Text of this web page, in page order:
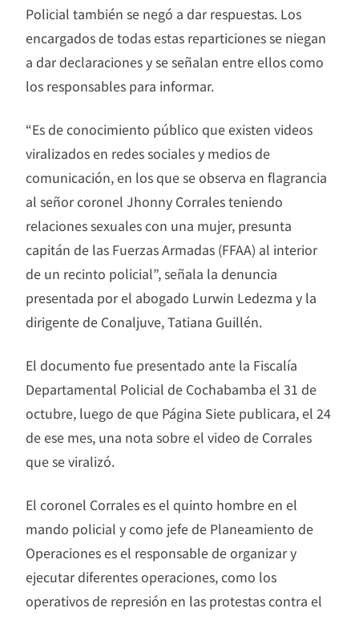
Policial también se negó a dar respuestas. Los
encargados de todas estas reparticiones se niegan
a dar declaraciones y se señalan entre ellos como
los responsables para informar.
“Es de conocimiento público que existen videos
viralizados en redes sociales y medios de
comunicación, en los que se observa en flagrancia
al señor coronel Jhonny Corrales teniendo
relaciones sexuales con una mujer, presunta
capitán de las Fuerzas Armadas (FFAA) al interior
de un recinto policial”, señala la denuncia
presentada por el abogado Lurwin Ledezma y la
dirigente de Conaljuve, Tatiana Guillén.
El documento fue presentado ante la Fiscalía
Departamental Policial de Cochabamba el 31 de
octubre, luego de que Página Siete publicara, el 24
de ese mes, una nota sobre el video de Corrales
que se viralizó.
El coronel Corrales es el quinto hombre en el
mando policial y como jefe de Planeamiento de
Operaciones es el responsable de organizar y
ejecutar diferentes operaciones, como los
operativos de represión en las protestas contra el